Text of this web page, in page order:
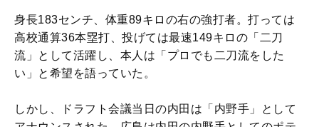
身長183センチ、体重89キロの右の強打者。打っては
高校通算36本塁打、投げては最速149キロの「二刀
流」として活躍し、本人は「プロでも二刀流をした
い」と希望を語っていた。
しかし、ドラフト会議当日の内田は「内野手」として